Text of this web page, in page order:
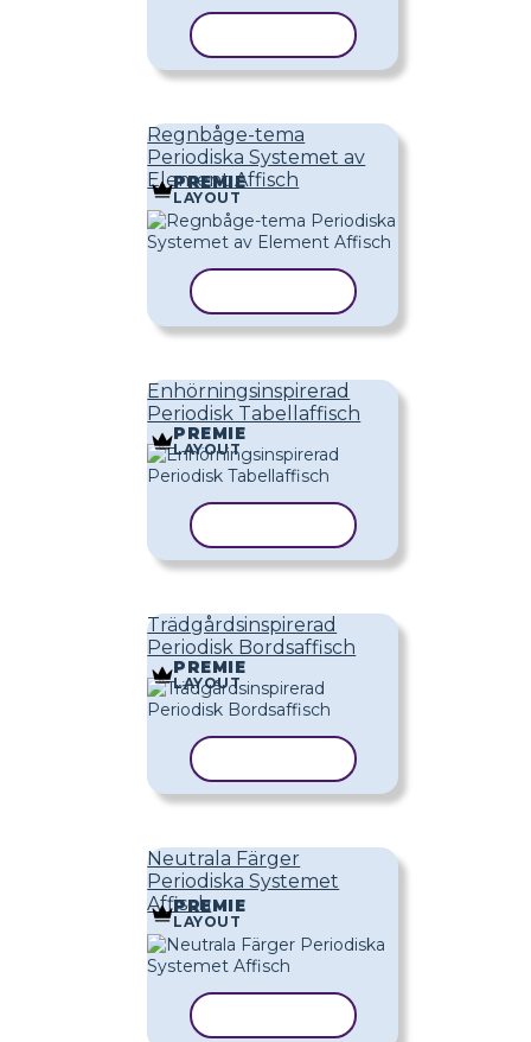
Regnbåge-tema
Periodiska Systemet av
Element Affisch
PREMIE
LAYOUT
Enhörningsinspirerad
Periodisk Tabellaffisch
PREMIE
LAYOUT
Trädgårdsinspirerad
Periodisk Bordsaffisch
PREMIE
LAYOUT
Neutrala Färger
Periodiska Systemet
Affisch
PREMIE
LAYOUT